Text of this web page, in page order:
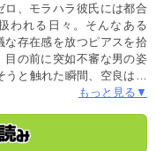
ロ、モラハラ彼氏には都合
われる日々。そんなある
な存在感を放つピアスを拾
目の前に突如不審な男の姿
と触れた瞬間、空良は思
てしまう。「つまり君…幽
事故に遭い、それ以来遺品
として彷徨っているとい
もっと見る▼